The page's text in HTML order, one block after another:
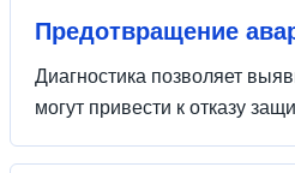
Предотвращение
Диагностика позволяет
могут привести к отказу